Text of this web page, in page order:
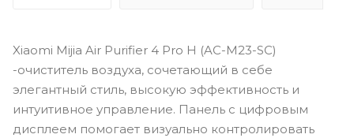
Xiaomi Mijia Air Purifier 4 Pro H (AC-M23-SC)
-очиститель воздуха, сочетающий в себе
элегантный стиль, высокую эффективность и
интуитивное управление. Панель с цифровым
дисплеем помогает визуально контролировать